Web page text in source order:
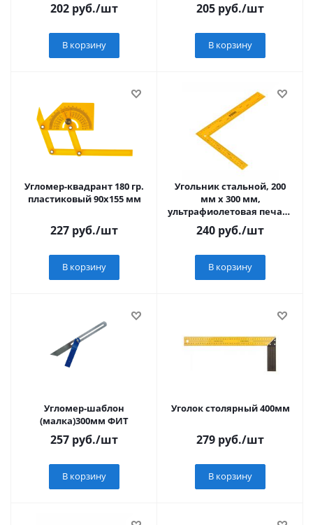
202 руб./шт
В корзину
205 руб./шт
В корзину
Угломер-квадрант 180 гр.
пластиковый 90x155 мм
227 руб./шт
В корзину
Угольник стальной, 200
мм х 300 мм,
ультрафиолетовая печать
(измерительная шкала)//
Denzel
240 руб./шт
В корзину
Угломер-шаблон
(малка)300мм ФИТ
257 руб./шт
В корзину
Уголок столярный 400мм
279 руб./шт
В корзину